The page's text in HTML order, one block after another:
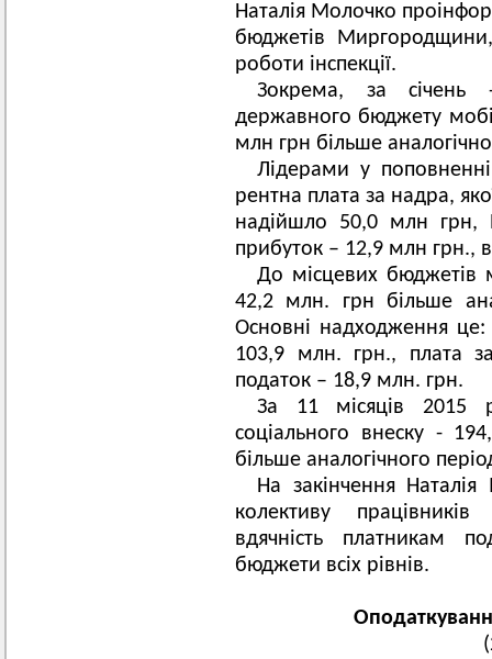
Наталія Молочко
бюджетів
роботи інспекції.
Зокрема, за січень
державного бюджету
млн грн більше
Лідерами у
рентна плата за надра,
надійшло 50,0 млн
прибуток – 12,9 млн грн.,
До місцевих бюджетів
42,2 млн. грн більше
Основні надходження це:
103,9 млн. грн., плата
податок – 18,9 млн. грн.
За 11 місяців 2015
соціального внеску -
більше аналогічного
На закінчення
колективу
вдячність платникам
бюджети всіх рівнів.